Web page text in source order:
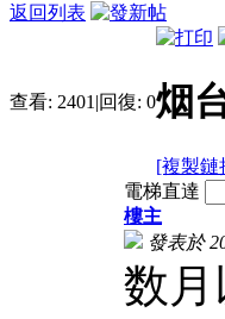
返回列表
查看: 2401 |回復: 0烟
[複製鏈
電梯直達
樓主
發表於
数